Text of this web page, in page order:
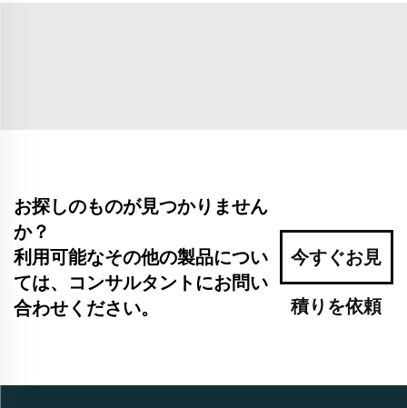
お探しのものが見つかりません
か？
利用可能なその他の製品につい
ては、コンサルタントにお問い
合わせください。
今すぐお見
積りを依頼